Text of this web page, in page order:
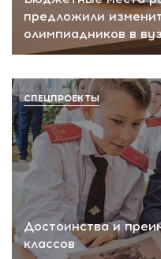
предложили
олимпиадников в
Достоинства и
классов
СПЕЦПРОЕКТЫ